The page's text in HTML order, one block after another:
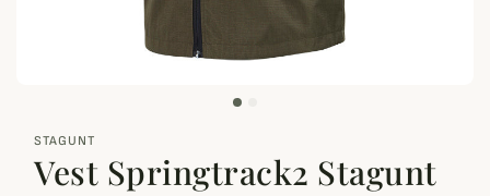
zoom_out_map
STAGUNT
Vest Springtrack2 Stagunt